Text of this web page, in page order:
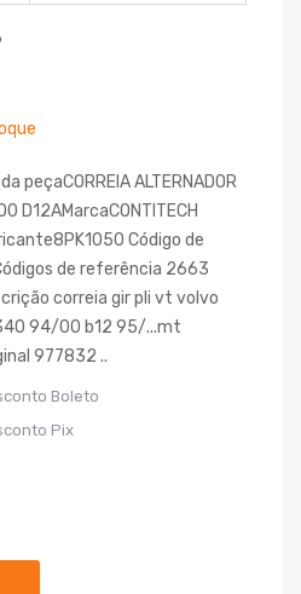
peçaCORREIA ALTERNADOR
D12AMarcaCONTITECH
Código de
de referência 2663
correia gir pli vt volvo
94/00 b12 95/...mt
977832 ..
Boleto
Pix